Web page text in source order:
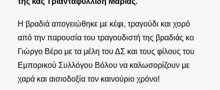
Η βραδιά απογειώθηκε με κέφι, τραγούδι και χορό
από την παρουσία του τραγουδιστή της βραδιάς κο
Γιώργο Βέρο με τα μέλη του ΔΣ και τους φίλους του
Εμπορικού Συλλόγου Βόλου να καλωσορίζουν με
χαρά και αισιοδοξία τον καινούριο χρόνο!